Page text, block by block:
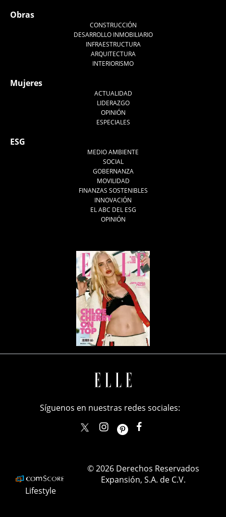
Obras
CONSTRUCCIÓN
DESARROLLO INMOBILIARIO
INFRAESTRUCTURA
ARQUITECTURA
INTERIORISMO
Mujeres
ACTUALIDAD
LIDERAZGO
OPINIÓN
ESPECIALES
ESG
MEDIO AMBIENTE
SOCIAL
GOBERNANZA
MOVILIDAD
FINANZAS SOSTENIBLES
INNOVACIÓN
EL ABC DEL ESG
OPINIÓN
Síguenos en nuestras redes sociales:
elle_mexicoellemexico
Lifestyle
© 2026 Derechos Reservados
Expansión, S.A. de C.V.